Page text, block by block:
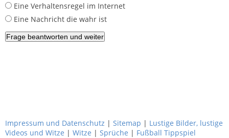
Eine Verhaltensregel im Internet
Eine Nachricht die wahr ist
Impressum und Datenschutz | Sitemap | Lustige Bilder, lustige
Videos und Witze | Witze | Sprüche | Fußball Tippspiel